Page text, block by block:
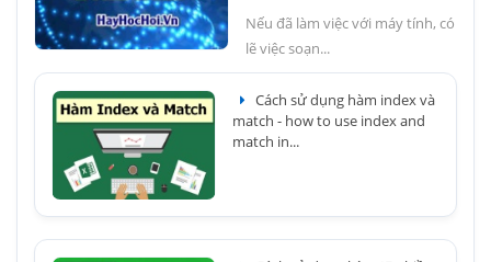
Nếu đã làm việc với máy tính, có
lẽ việc soạn...
Cách sử dụng hàm index và
match - how to use index and
match in...